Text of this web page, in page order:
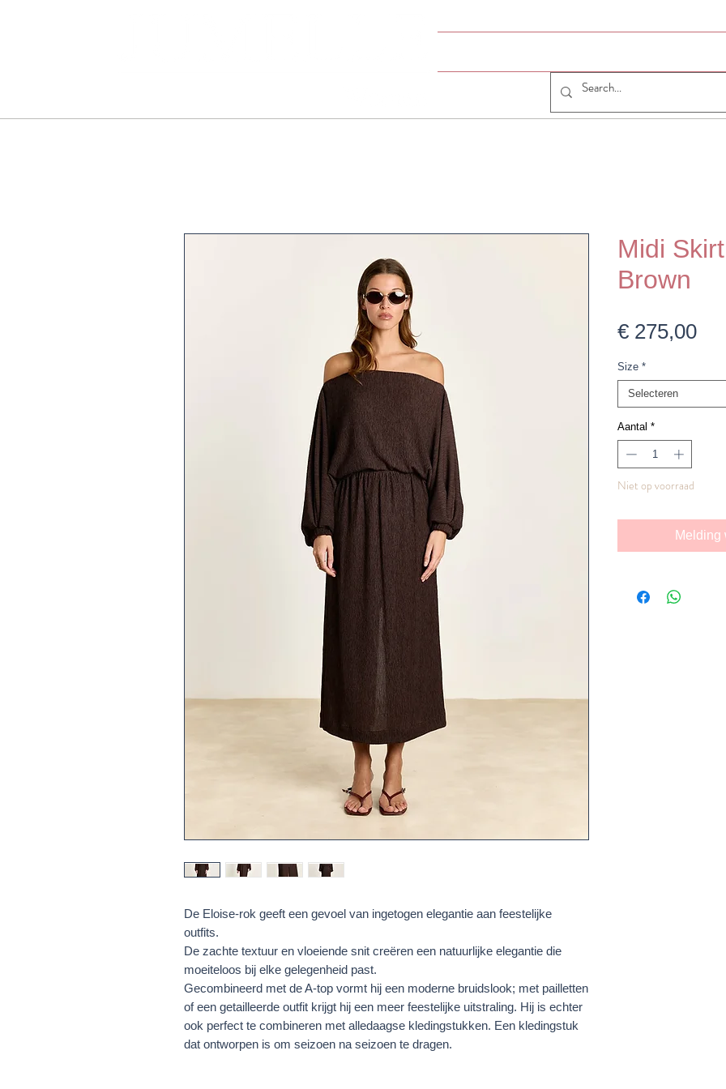
De Eloise-rok geeft een gevoel van ingetogen elegantie aan feestelijke
outfits.
De zachte textuur en vloeiende snit creëren een natuurlijke elegantie die
moeiteloos bij elke gelegenheid past.
Gecombineerd met de A-top vormt hij een moderne bruidslook; met pailletten
of een getailleerde outfit krijgt hij een meer feestelijke uitstraling. Hij is echter
ook perfect te combineren met alledaagse kledingstukken. Een kledingstuk
dat ontworpen is om seizoen na seizoen te dragen.
Midi
Brown
€ 275,00Prijs
Size *
Selecteren
Aantal *
Niet op voorraad
Melding